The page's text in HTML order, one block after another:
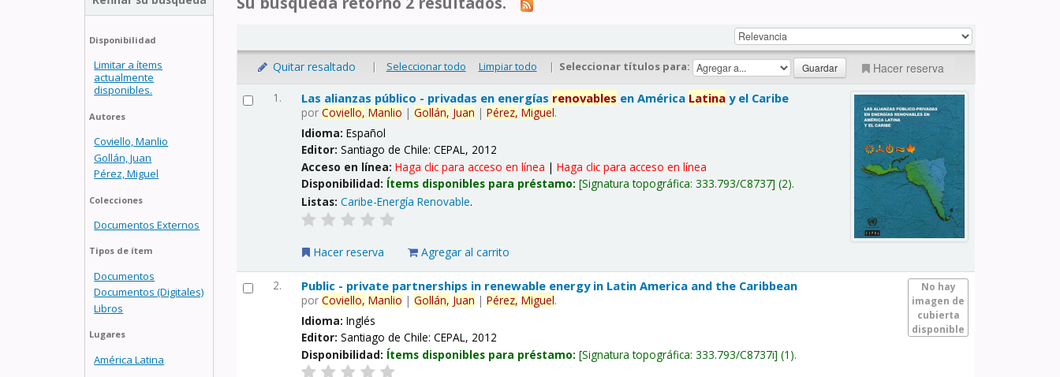
Disponibilidad
Limitar a ítems
actualmente
disponibles.
Autores
Coviello, Manlio
Gollán, Juan
Pérez, Miguel
Colecciones
Documentos Externos
Tipos de ítem
Documentos
Documentos (Digitales)
Libros
Lugares
América Latina
Quitar resaltado | Seleccionar todo Limpiar todo | Seleccionar títulos para: Hacer reserva
1. Las alianzas público - privadas en energías renovables en América Latina y el Caribe
porCoviello, Manlio |Gollán, Juan |Pérez, Miguel.
Idioma:Español
Editor:Santiago de Chile: CEPAL, 2012
Acceso en línea:Haga clic para acceso en línea |Haga clic para acceso en línea
Disponibilidad: Ítems disponibles para préstamo: Signatura topográfica:333.793/C8737 (2).
Listas: Caribe-Energía Renovable.
Hacer reserva Agregar al carrito
2.
No hay
imagen de
cubierta
disponible
Public - private partnerships in renewable energy in Latin America and the Caribbean
porCoviello, Manlio |Gollán, Juan |Pérez, Miguel.
Idioma:Inglés
Editor:Santiago de Chile: CEPAL, 2012
Disponibilidad: Ítems disponibles para préstamo: Signatura topográfica:333.793/C8737i (1).